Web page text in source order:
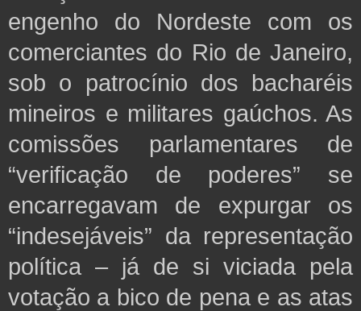
engenho do Nordeste com os
comerciantes do Rio de Janeiro,
sob o patrocínio dos bacharéis
mineiros e militares gaúchos. As
comissões parlamentares de
“verificação de poderes” se
encarregavam de expurgar os
“indesejáveis” da representação
política – já de si viciada pela
votação a bico de pena e as atas